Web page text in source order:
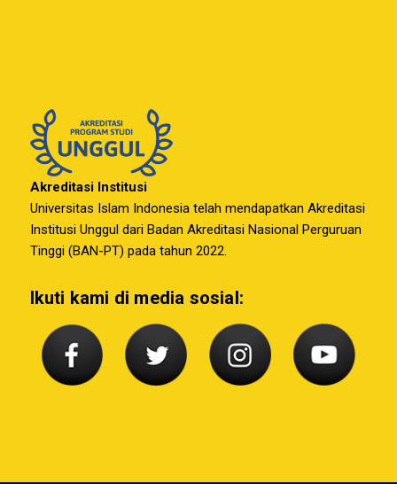
Akreditasi Institusi
Universitas Islam Indonesia telah mendapatkan Akreditasi
Institusi Unggul dari Badan Akreditasi Nasional Perguruan
Tinggi (BAN-PT) pada tahun 2022.
Ikuti kami di media sosial: